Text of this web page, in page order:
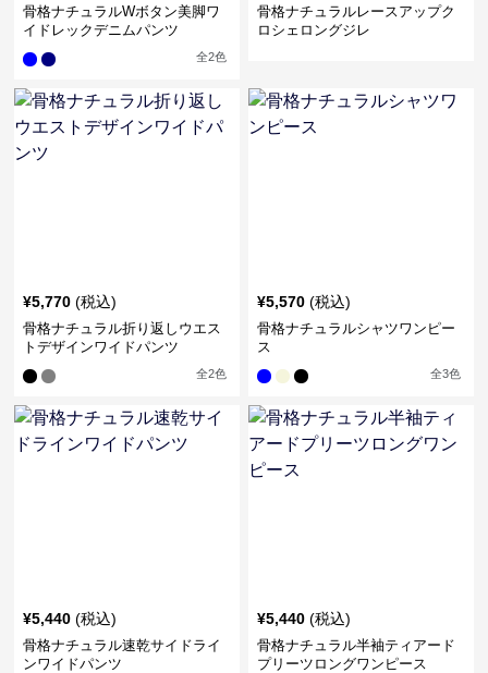
骨格ナチュラルWボタン美脚ワ
イドレックデニムパンツ
全2色
骨格ナチュラルレースアップク
ロシェロングジレ
¥5,770 (税込)
骨格ナチュラル折り返しウエス
トデザインワイドパンツ
全2色
¥5,570 (税込)
骨格ナチュラルシャツワンピー
ス
全3色
¥5,440 (税込)
骨格ナチュラル速乾サイドライ
ンワイドパンツ
¥5,440 (税込)
骨格ナチュラル半袖ティアード
プリーツロングワンピース